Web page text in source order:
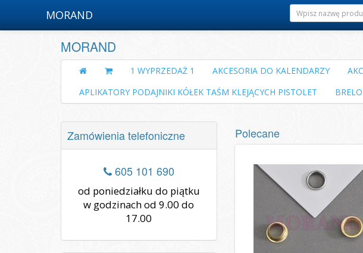
MORAND
MORAND
1 WYPRZEDAŻ 1 AKCESORIA DO KALENDARZY
APLIKATORY PODAJNIKI KÓŁEK TAŚM KLEJĄCYCH PISTOLET
Zamówienia telefoniczne
605 101 690
od poniedziałku do piątku
w godzinach od 9.00 do
17.00
Polecane